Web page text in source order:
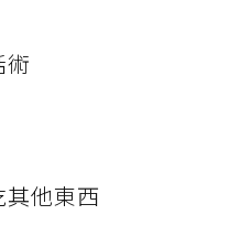
他東西